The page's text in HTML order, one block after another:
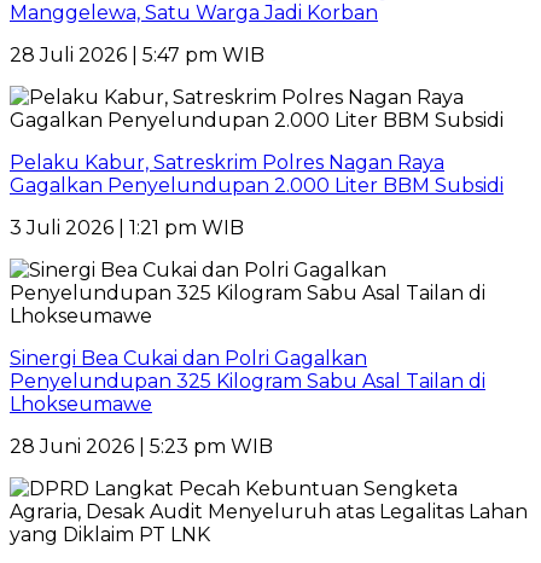
Manggelewa, Satu Warga Jadi Korban
28 Juli 2026 | 5:47 pm WIB
Pelaku Kabur, Satreskrim Polres Nagan Raya
Gagalkan Penyelundupan 2.000 Liter BBM Subsidi
3 Juli 2026 | 1:21 pm WIB
Sinergi Bea Cukai dan Polri Gagalkan
Penyelundupan 325 Kilogram Sabu Asal Tailan di
Lhokseumawe
28 Juni 2026 | 5:23 pm WIB